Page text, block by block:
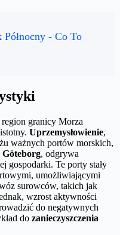
Północny - Co To
region granicy Morza
Uprzemysłowienie,
ważnych portów morskich,
Göteborg, odgrywa
gospodarki. Te porty stały
umożliwiającymi
surowców, takich jak
wzrost aktywności
do negatywnych
do zanieczyszczenia